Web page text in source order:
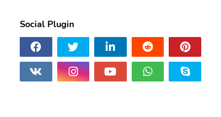
Social Plugin